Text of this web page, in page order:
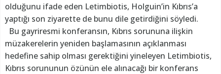
olduğunu ifade eden Letimbiotis, Holguin’in Kıbrıs’a
yaptığı son ziyarette de bunu dile getirdiğini söyledi.
Bu gayriresmi konferansın, Kıbrıs sorununa ilişkin
müzakerelerin yeniden başlamasının açıklanması
hedefine sahip olması gerektiğini yineleyen Letimbiotis,
Kıbrıs sorununun özünün ele alınacağı bir konferans